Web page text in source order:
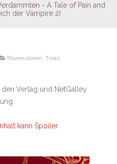
- A Tale of Pain and
der Vampire 2)
Rezensionen Tinas
Verlag und NetGalley
kann Spoiler